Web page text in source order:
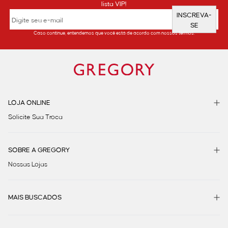
lista VIP!
INSCREVA-
SE
Caso continue, entendemos que você está de acordo com nossos termos.
LOJA ONLINE
Solicite Sua Troca
SOBRE A GREGORY
Nossas Lojas
MAIS BUSCADOS